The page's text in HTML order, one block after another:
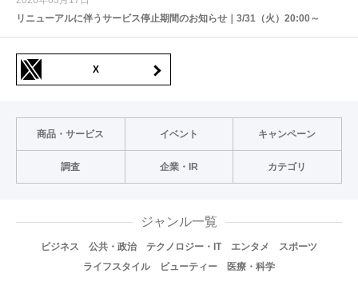
リニューアルに伴うサービス停止期間のお知らせ｜3/31（火）20:00～
X
商品・サービス イベント キャンペーン
調査 企業・IR カテゴリ
ジャンル一覧
ビジネス 公共・政治 テクノロジー・IT エンタメ
スポーツ
ライフスタイル
ビューティー 医療・科学